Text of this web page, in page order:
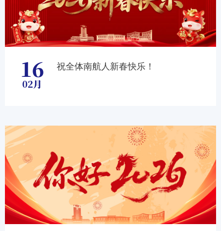
16
02月
祝全体南航人新春快乐！